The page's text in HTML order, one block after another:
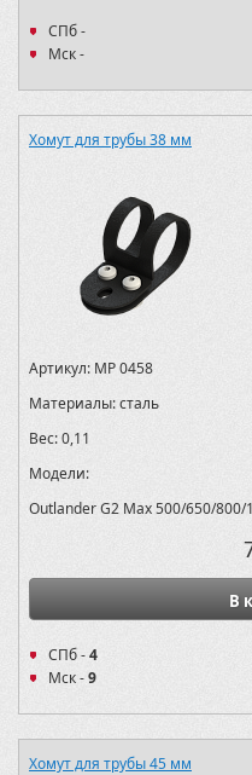
СПб -
Мск -
Хомут для трубы 38 мм
Артикул: MP 0458
Материалы:сталь
Вес:0,11
Модели:
Outlander G2 Max 500/650/800/
В
СПб -4
Мск -9
Хомут для трубы 45 мм